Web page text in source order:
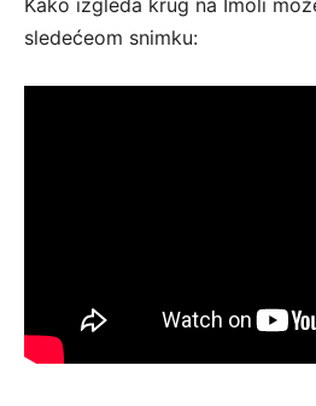
sledećeom snimku: